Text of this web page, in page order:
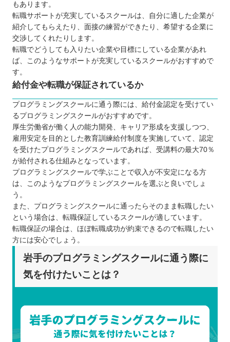
もあります。
転職サポートが充実しているスクールは、自分に適した企業が
紹介してもらえたり、面接の練習ができたり、希望する企業に
交渉してくれたりします。
転職でどうしても入りたい企業や目標にしている企業があれ
ば、このようなサポートが充実しているスクールがおすすめで
す。
給付金や転職が保証されているか
プログラミングスクールに通う際には、給付金認定を受けてい
るプログラミングスクールがおすすめです。
厚生労働省が働く人の能力開発、キャリア形成を支援しつつ、
雇用安定を目的とした教育訓練給付制度を実施していて、認定
を受けたプログラミングスクールであれば、受講料の最大70％
が給付される仕組みとなっています。
プログラミングスクールで学ぶことで収入が不安定になる方
は、このようなプログラミングスクールを選ぶと良いでしょ
う。
また、プログラミングスクールに通ったらそのまま転職したい
という場合は、転職保証しているスクールが適しています。
転職保証の場合は、ほぼ転職成功が約束できるので転職したい
方には安心でしょう。
岩手のプログラミングスクールに通う際に
気を付けたいことは？